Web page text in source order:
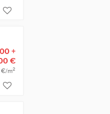
+
€
€/m2